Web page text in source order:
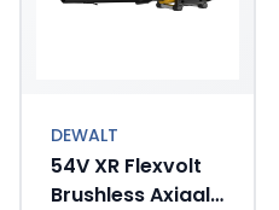
DEWALT
54V XR Flexvolt
Brushless Axiaal